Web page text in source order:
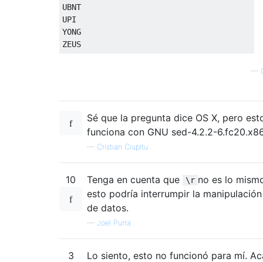
UBNT
UPI
YONG
—
Sé que la pregunta dice OS X, pero
funciona con GNU sed-4.2.2-
— Cristian Ciupitu
10 Tenga en cuenta que \r no es lo
esto podría interrumpir la
de datos.
— Joel Purra
3
Lo siento, esto no funcionó para mí.